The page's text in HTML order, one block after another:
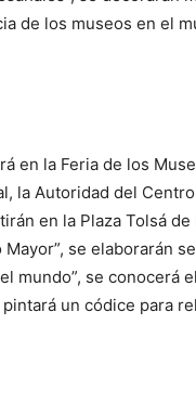
de los museos en el
en la Feria de los
la Autoridad del
en la Plaza Tolsá
se elaborarán
mundo”, se conocerá
pintará un códice para